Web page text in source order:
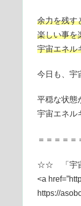
余力を残す
楽しい事を
宇宙エネル
今日も、宇
平穏な状態
宇宙エネル
＝＝＝＝＝
☆☆ 「宇宙
<a
https://